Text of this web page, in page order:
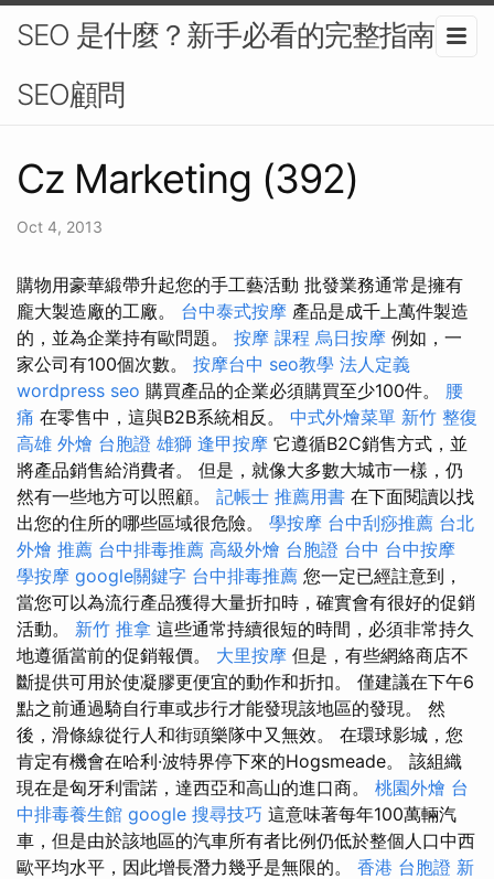
SEO 是什麼？新手必看的完整指南-
SEO顧問
Cz Marketing (392)
Oct 4, 2013
購物用豪華緞帶升起您的手工藝活動 批發業務通常是擁有
龐大製造廠的工廠。 台中泰式按摩 產品是成千上萬件製造
的，並為企業持有歐問題。 按摩 課程 烏日按摩 例如，一
家公司有100個次數。 按摩台中 seo教學 法人定義
wordpress seo 購買產品的企業必須購買至少100件。 腰
痛 在零售中，這與B2B系統相反。 中式外燴菜單 新竹 整復
高雄 外燴 台胞證 雄獅 逢甲按摩 它遵循B2C銷售方式，並
將產品銷售給消費者。 但是，就像大多數大城市一樣，仍
然有一些地方可以照顧。 記帳士 推薦用書 在下面閱讀以找
出您的住所的哪些區域很危險。 學按摩 台中刮痧推薦 台北
外燴 推薦 台中排毒推薦 高級外燴 台胞證 台中 台中按摩
學按摩 google關鍵字 台中排毒推薦 您一定已經註意到，
當您可以為流行產品獲得大量折扣時，確實會有很好的促銷
活動。 新竹 推拿 這些通常持續很短的時間，必須非常持久
地遵循當前的促銷報價。 大里按摩 但是，有些網絡商店不
斷提供可用於使凝膠更便宜的動作和折扣。 僅建議在下午6
點之前通過騎自行車或步行才能發現該地區的發現。 然
後，滑條線從行人和街頭樂隊中又無效。 在環球影城，您
肯定有機會在哈利·波特界停下來的Hogsmeade。 該組織
現在是匈牙利雷諾，達西亞和高山的進口商。 桃園外燴 台
中排毒養生館 google 搜尋技巧 這意味著每年100萬輛汽
車，但是由於該地區的汽車所有者比例仍低於整個人口中西
歐平均水平，因此增長潛力幾乎是無限的。 香港 台胞證 新